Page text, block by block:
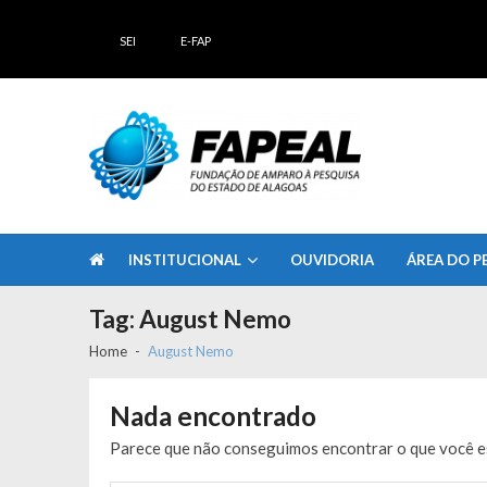
SEI E-FAP
INSTITUCIONAL OUVIDORIA ÁREA DO
Tag:August Nemo
Home August Nemo
Nada encontrado
Parece que não conseguimos encontrar o que você